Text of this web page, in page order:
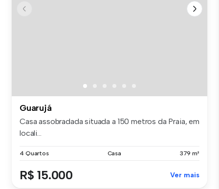
Guarujá
Casa assobradada situada a 150 metros da Praia, em
locali...
4 Quartos Casa 379 m²
R$ 15.000 Ver mais